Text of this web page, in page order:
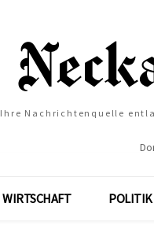
Ihre Nachrichtenquelle
WIRTSCHAFT POLITIK